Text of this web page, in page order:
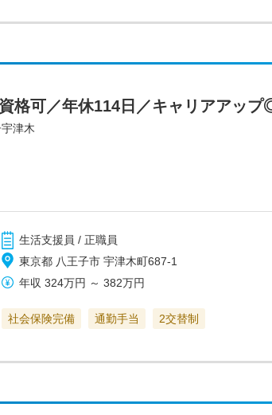
格可／年休114日／キャリアアッ
津木
生活支援員 / 正職員
東京都 八王子市 宇津木町687-1
年収 324万円 ～382万円
社会保険完備 通勤手当 2交替制